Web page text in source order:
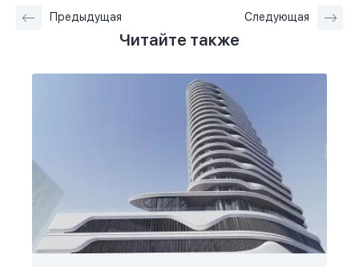
Предыдущая Следующая
Читайте также